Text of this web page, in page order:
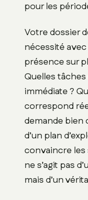
pour les
Votre dossier
nécessité
présence sur
Quelles
immédiate ?
correspond
demande bien
d’un plan
convaincre les
ne s’agit pas
mais d’un